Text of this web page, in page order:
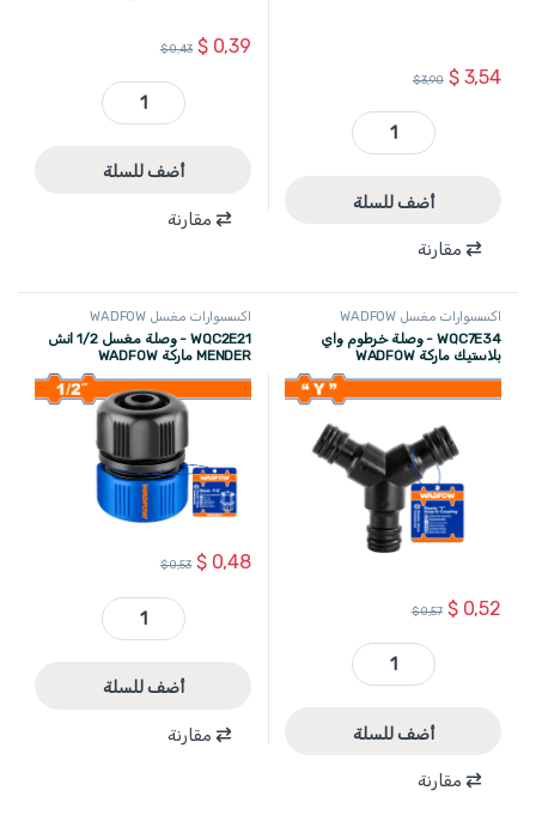
$3,54
$3,90
WXN1304 - علبة صابون مغسل 550 مل WADFOW quantity
أضف للسلة
مقارنة
$0,39
$0,43
WQC1E02 - وصلة خرطوم باتجاهين ماركة WADFOW quantity
أضف للسلة
مقارنة
اكسسوارات مغسل WADFOW
WQC7E34 - وصلة خرطوم واي
بلاستيك ماركة WADFOW
$0,52
$0,57
WQC7E34 - وصلة خرطوم واي بلاستيك ماركة WADFOW quantity
أضف للسلة
مقارنة
اكسسوارات مغسل WADFOW
WQC2E21 - وصلة مغسل 1/2 انش
MENDER ماركة WADFOW
$0,48
$0,53
WQC2E21 - وصلة مغسل 1/2 انش MENDER ماركة WADFOW quantity
أضف للسلة
مقارنة